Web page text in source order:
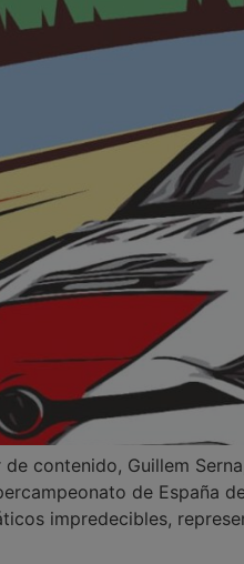
contenido, Guillem
de España
impredecibles,